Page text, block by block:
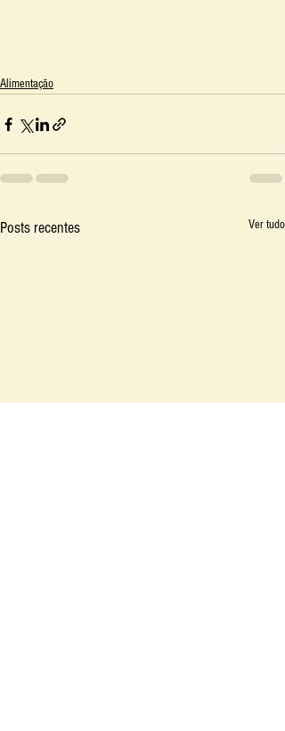
Alimentação
Posts recentes Ver tudo